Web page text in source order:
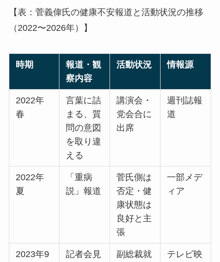
【表：菅義偉氏の健康不安報道と活動状況の推移
（2022〜2026年）】
時期
報道・観
察内容
活動状況 情報源
2022年
春
言葉に詰
まる、質
問の意図
を取り違
える
講演会・
党会合に
出席
週刊誌報
道
2022年
夏
「重病
説」報道
菅氏側は
否定・健
康状態は
良好と主
張
一部メデ
ィア
2023年9
記者会見
副総裁就
テレビ映